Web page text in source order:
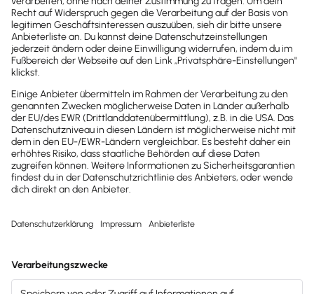
Schnelle Hilfe im Lexware Forum
In der Community erhalten Sie schnell eine
Antwort der Foren-Mitglieder, die die Lexware
Software selbst einsetzen oder im Lexwa…